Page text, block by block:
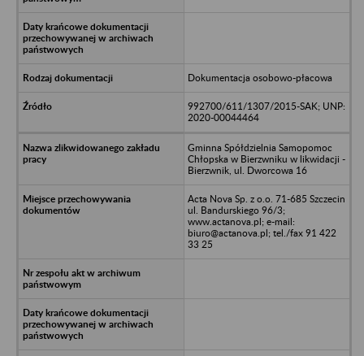
Dokumentacja osobowo-płacowa
992700/611/1307/2015-SAK; UNP:
2020-00044464
Gminna Spółdzielnia Samopomoc
Chłopska w Bierzwniku w likwidacji -
Bierzwnik, ul. Dworcowa 16
Acta Nova Sp. z o.o. 71-685 Szczecin
ul. Bandurskiego 96/3;
www.actanova.pl; e-mail:
biuro@actanova.pl; tel./fax 91 422
33 25